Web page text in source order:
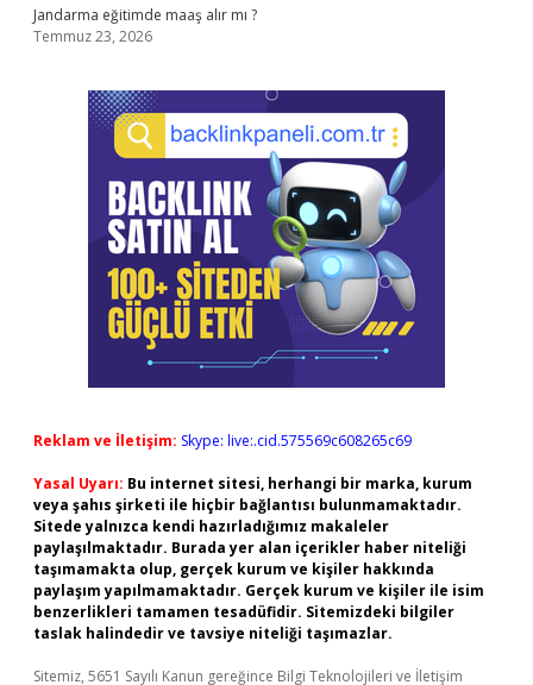
Jandarma eğitimde maaş alır mı ?
Temmuz 23, 2026
Reklam ve İletişim: Skype: live:.cid.575569c608265c69
Yasal Uyarı: Bu internet sitesi, herhangi bir marka, kurum
veya şahıs şirketi ile hiçbir bağlantısı bulunmamaktadır.
Sitede yalnızca kendi hazırladığımız makaleler
paylaşılmaktadır. Burada yer alan içerikler haber niteliği
taşımamakta olup, gerçek kurum ve kişiler hakkında
paylaşım yapılmamaktadır. Gerçek kurum ve kişiler ile isim
benzerlikleri tamamen tesadüfidir. Sitemizdeki bilgiler
taslak halindedir ve tavsiye niteliği taşımazlar.
Sitemiz, 5651 Sayılı Kanun gereğince Bilgi Teknolojileri ve İletişim